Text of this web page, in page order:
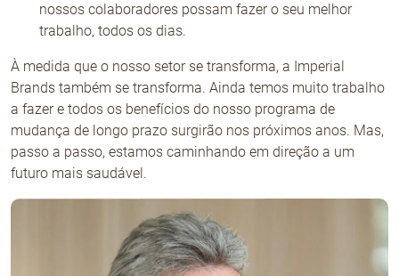
nossos colaboradores possam fazer o seu melhor
trabalho, todos os dias.
À medida que o nosso setor se transforma, a Imperial
Brands também se transforma. Ainda temos muito trabalho
a fazer e todos os benefícios do nosso programa de
mudança de longo prazo surgirão nos próximos anos. Mas,
passo a passo, estamos caminhando em direção a um
futuro mais saudável.